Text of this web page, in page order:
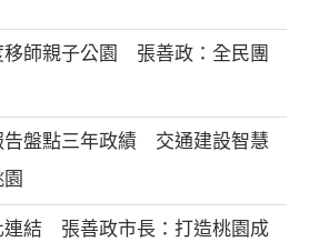
移師親子公園 張善政：全民團
告盤點三年政績 交通建設智慧
連結 張善政市長：打造桃園成